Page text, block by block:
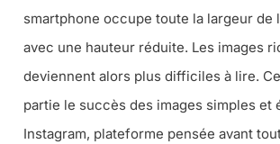
smartphone occupe toute la largeur de
avec une hauteur réduite. Les images
deviennent alors plus difficiles à lire.
partie le succès des images simples et
Instagram, plateforme pensée avant